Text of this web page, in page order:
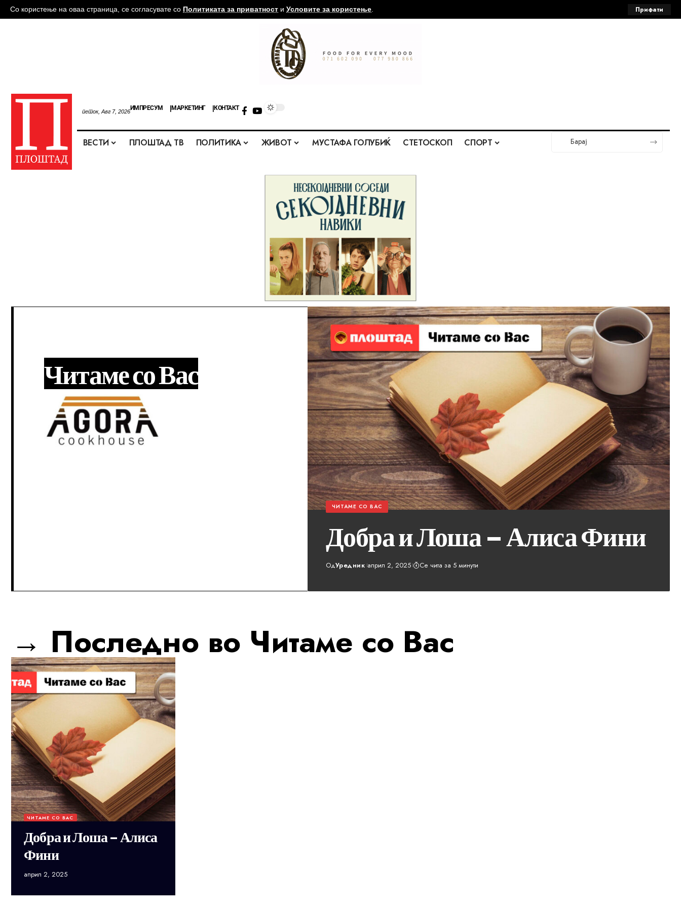
Со користење на оваа страница, се согласувате со Политиката за приватност и Условите за користење. Прифати
петок, Авг 7, 2026ИМПРЕСУМ МАРКЕТИНГ КОНТАКТ
ВЕСТИ ПЛОШТАД ТВ ПОЛИТИКА ЖИВОТ МУСТАФА ГОЛУБИЌ СТЕТОСКОП СПОРТ
Читаме со Вас
ЧИТАМЕ СО ВАС
Добра и Лоша – Алиса Фини
ОдУредник април 2, 2025 Се чита за 5 минути
→ Последно во Читаме со Вас
ЧИТАМЕ СО ВАС
Добра и Лоша – Алиса
Фини
април 2, 2025